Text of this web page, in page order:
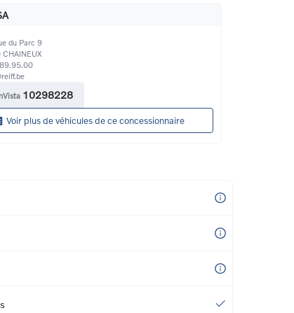
du Parc 9
CHAINEUX
10298228
Voir plus de véhicules de ce concessionnaire